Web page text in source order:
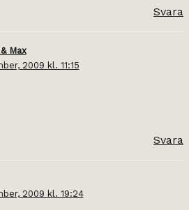
Svara
Max
2009 kl. 11:15
Svara
2009 kl. 19:24